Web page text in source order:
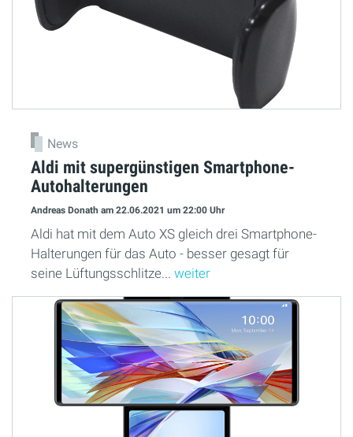
News
Aldi mit supergünstigen Smartphone-
Autohalterungen
Andreas Donath am 22.06.2021 um 22:00 Uhr
Aldi hat mit dem Auto XS gleich drei Smartphone-
Halterungen für das Auto - besser gesagt für
seine Lüftungsschlitze... weiter